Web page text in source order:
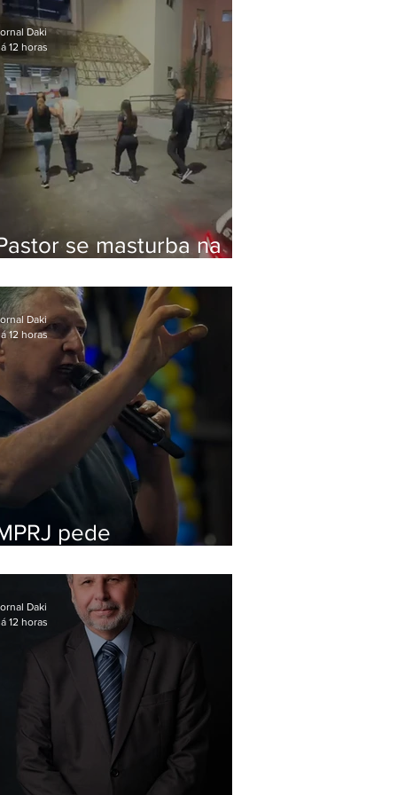
em Botafogo
se masturba na
na Zona Oeste
Daki
12 horas
pede
Daki
12 horas
Daki
12 horas